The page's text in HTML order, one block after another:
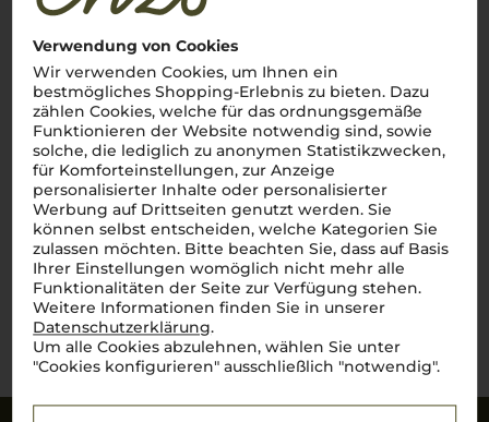
Verwendung von Cookies
Wir verwenden Cookies, um Ihnen ein
bestmögliches Shopping-Erlebnis zu bieten. Dazu
zählen Cookies, welche für das ordnungsgemäße
Funktionieren der Website notwendig sind, sowie
solche, die lediglich zu anonymen Statistikzwecken,
für Komforteinstellungen, zur Anzeige
personalisierter Inhalte oder personalisierter
Werbung auf Drittseiten genutzt werden. Sie
können selbst entscheiden, welche Kategorien Sie
zulassen möchten. Bitte beachten Sie, dass auf Basis
Ihrer Einstellungen womöglich nicht mehr alle
Funktionalitäten der Seite zur Verfügung stehen.
Weitere Informationen finden Sie in unserer
Datenschutzerklärung.
Um alle Cookies abzulehnen, wählen Sie unter
"Cookies konfigurieren" ausschließlich "notwendig".
Cuvée
trocken
€ 27,90
pro Flasche (0.75l),
inkl. MwSt. zzgl. Versand
Lebensmittel­angaben